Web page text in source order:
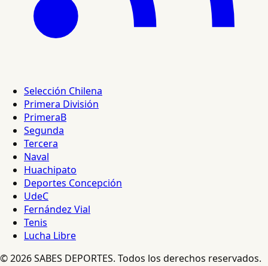
Selección Chilena
Primera División
PrimeraB
Segunda
Tercera
Naval
Huachipato
Deportes Concepción
UdeC
Fernández Vial
Tenis
Lucha Libre
© 2026 SABES DEPORTES. Todos los derechos reservados.